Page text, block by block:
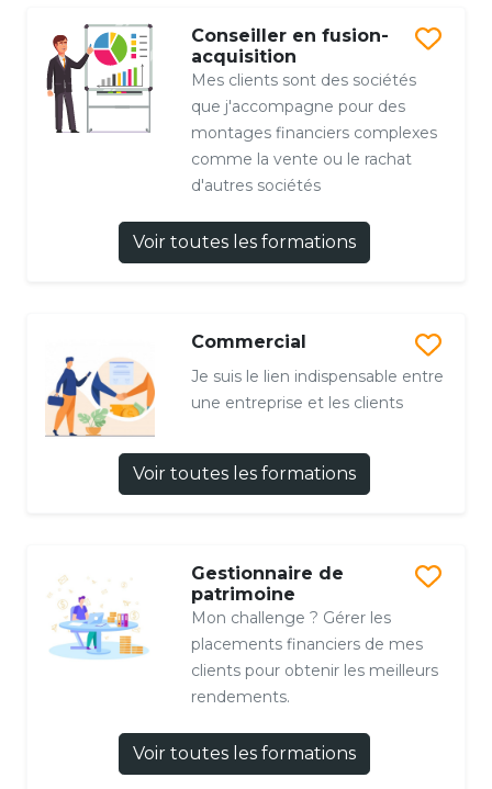
Conseiller en fusion-
acquisition
Mes clients sont des sociétés
que j'accompagne pour des
montages financiers complexes
comme la vente ou le rachat
d'autres sociétés
Voir toutes les formations
Commercial
Je suis le lien indispensable entre
une entreprise et les clients
Voir toutes les formations
Gestionnaire de
patrimoine
Mon challenge ? Gérer les
placements financiers de mes
clients pour obtenir les meilleurs
rendements.
Voir toutes les formations